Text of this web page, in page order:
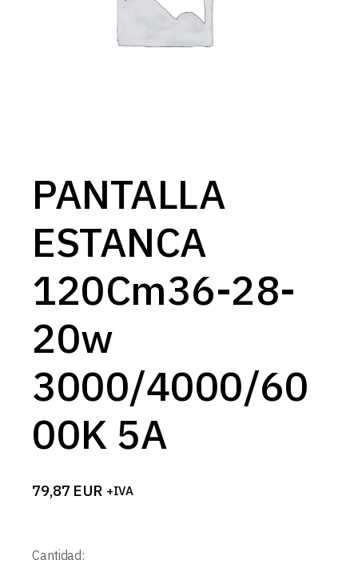
PANTALLA
ESTANCA
120Cm36-28-
20w
3000/4000/60
00K 5A
79,87 EUR +IVA
Cantidad: